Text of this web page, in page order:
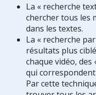
La « recherche
chercher tous les
dans les textes.
La « recherche
résultats plus
chaque vidéo,
qui
Par cette